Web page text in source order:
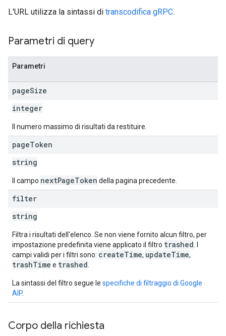
L'URL utilizza la sintassi di transcodifica gRPC.
Parametri di query
Parametri
pageSize
integer
Il numero massimo di risultati da restituire.
pageToken
string
Il campo nextPageToken della pagina precedente.
filter
string
Filtra i risultati dell'elenco. Se non viene fornito alcun filtro, per
impostazione predefinita viene applicato il filtro trashed
campi validi per i filtri sono: createTime, updateTime,
trashTime e trashed
La sintassi del filtro segue le specifiche di filtraggio di Google
AIP.
Corpo della richiesta